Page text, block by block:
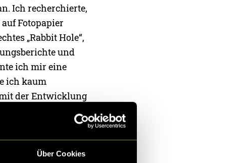
Über Cookies
Ich recherchierte,
Fotopapier
„Rabbit Hole“,
und
ich mir eine
ich kaum
der Entwicklung
der